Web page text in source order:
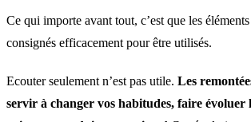
Ce qui importe avant tout, c’est que les
consignés efficacement pour être utilisés.
Ecouter seulement n’est pas utile. Les
servir à changer vos habitudes, faire évoluer